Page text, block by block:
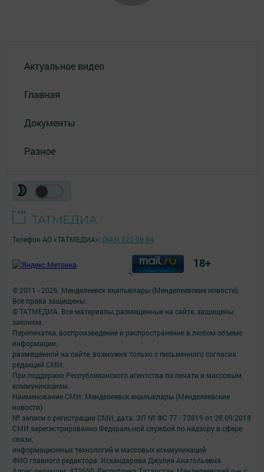
Актуальное видео
Главная
Документы
Разное
© 2011 - 2026. Менделеевск яӊалыклары (Менделеевские новости).
Все права защищены.
© ТАТМЕДИА. Все материалы, размещенные на сайте, защищены
законом.
Перепечатка, воспроизведение и распространение в любом объеме
информации,
размещенной на сайте, возможна только с письменного согласия
редакций СМИ.
При поддержке Республиканского агентства по печати и массовым
коммуникациям.
Наименование СМИ: Менделеевск яӊалыклары (Менделеевские
новости)
№ записи о регистрации СМИ, дата: ЭЛ № ФС 77 - 73819 от 28.09.2018
СМИ зарегистрированно Федеральной службой по надзору в сфере
связи,
информационных технологий и массовых коммуникаций
ФИО главного редактора: Искандарова Джулия Анатольевна
Телефон АО «ТАТМЕДИА»: (843) 222 09 84
; 18+